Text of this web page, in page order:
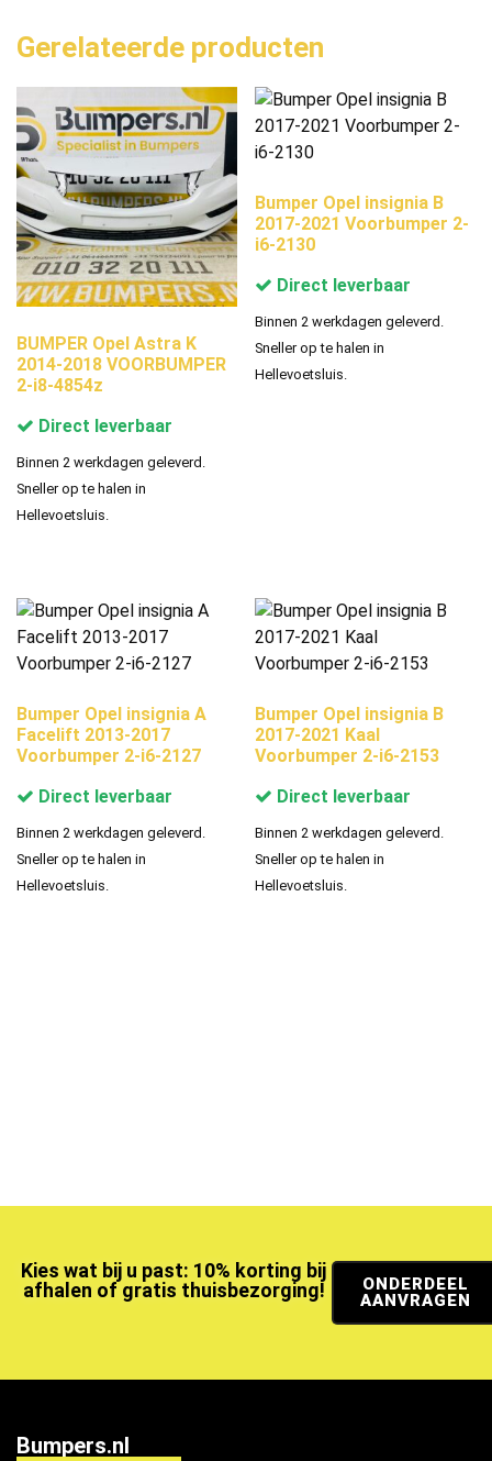
Gerelateerde producten
BUMPER Opel Astra K
2014-2018 VOORBUMPER
2-i8-4854z
Direct leverbaar
Binnen 2 werkdagen geleverd.
Sneller op te halen in
Hellevoetsluis.
Bumper Opel insignia B
2017-2021 Voorbumper 2-
i6-2130
Direct leverbaar
Binnen 2 werkdagen geleverd.
Sneller op te halen in
Hellevoetsluis.
Bumper Opel insignia A
Facelift 2013-2017
Voorbumper 2-i6-2127
Direct leverbaar
Binnen 2 werkdagen geleverd.
Sneller op te halen in
Hellevoetsluis.
Bumper Opel insignia B
2017-2021 Kaal
Voorbumper 2-i6-2153
Direct leverbaar
Binnen 2 werkdagen geleverd.
Sneller op te halen in
Hellevoetsluis.
Kies wat bij u past: 10% korting bij
afhalen of gratis thuisbezorging!
ONDERDEEL
AANVRAGEN
Bumpers.nl